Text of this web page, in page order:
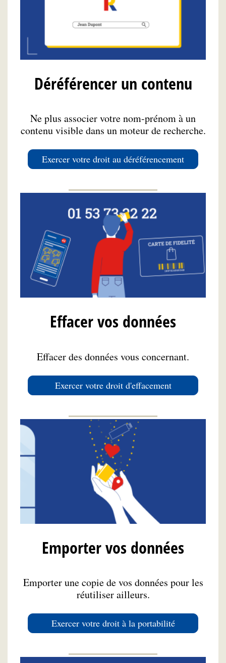
Déréférencer un contenu
Ne plus associer votre nom-prénom à un
contenu visible dans un moteur de recherche.
Exercer votre droit au déréférencement
Effacer vos données
Effacer des données vous concernant.
Exercer votre droit d'effacement
Emporter vos données
Emporter une copie de vos données pour les
réutiliser ailleurs.
Exercer votre droit à la portabilité